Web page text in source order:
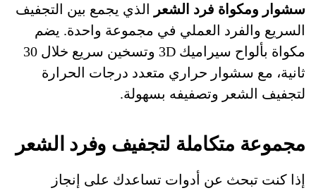
سشوار ومكواة فرد الشعر
الذي يجمع بين التجفيف
السريع والفرد العملي في مجموعة واحدة. يضم
مكواة بألواح سيراميك 3D وتسخين سريع خلال 30
ثانية، مع سشوار حراري متعدد درجات الحرارة
لتجفيف الشعر وتصفيفه بسهولة.
مجموعة متكاملة لتجفيف وفرد الشعر
إذا كنت تبحث عن أدوات تساعدك على إنجاز